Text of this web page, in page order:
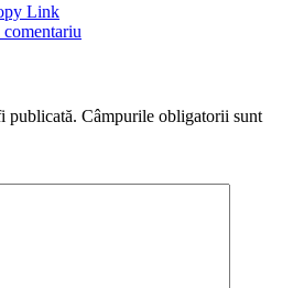
Link
publicată. Câmpurile obligatorii sunt